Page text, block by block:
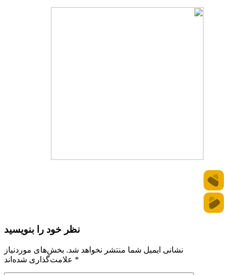
نظر خود را بنویسید
نشانی ایمیل شما منتشر نخواهد شد. بخش‌های موردنیاز
*